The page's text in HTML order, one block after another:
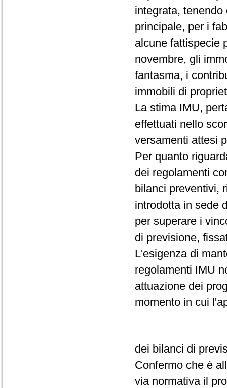
integrata,
principale, per i
alcune fattispecie
novembre, gli
fantasma, i
immobili di
La stima IMU,
effettuati nello
versamenti attesi
Per quanto
dei regolamenti
bilanci preventivi,
introdotta in sede
per superare i
di previsione,
L'esigenza di
regolamenti IMU
attuazione dei
momento in cui
dei bilanci di
Confermo che è
via normativa il